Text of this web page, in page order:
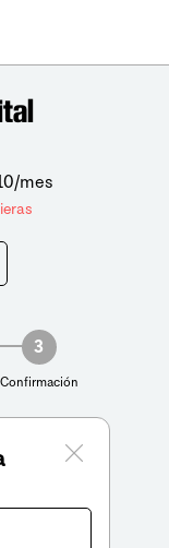
mes
3
Confirmación